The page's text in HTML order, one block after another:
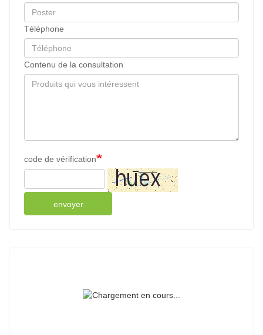
Téléphone
Contenu de la consultation
code de vérification
envoyer